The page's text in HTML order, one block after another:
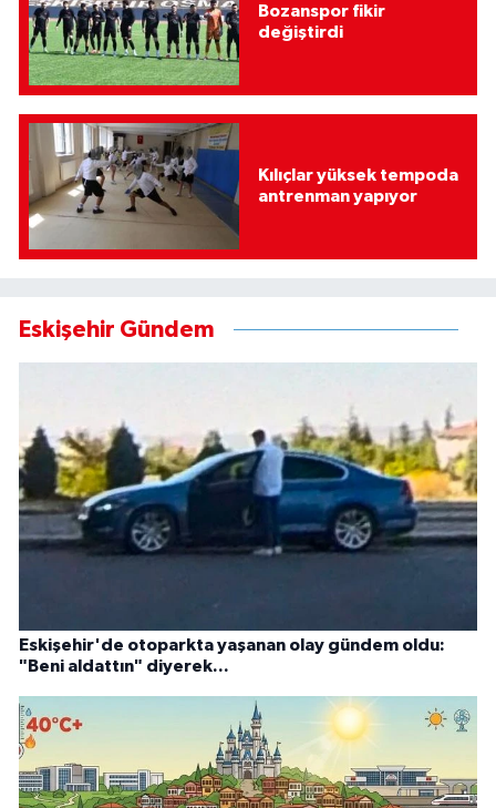
Bozanspor fikir
değiştirdi
Kılıçlar yüksek tempoda
antrenman yapıyor
Eskişehir Gündem
Eskişehir'de otoparkta yaşanan olay gündem oldu:
"Beni aldattın" diyerek...